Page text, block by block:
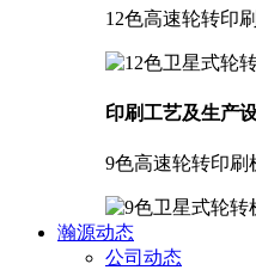
12色高速轮转印
印刷工艺及生产
9色高速轮转印刷
瀚源动态
公司动态